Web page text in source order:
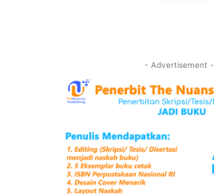
- Advertisement -